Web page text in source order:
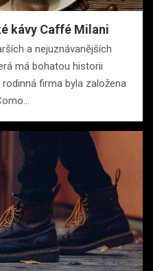
kávy Caffé Milani
a nejuznávanějších
má bohatou historii
firma byla založena